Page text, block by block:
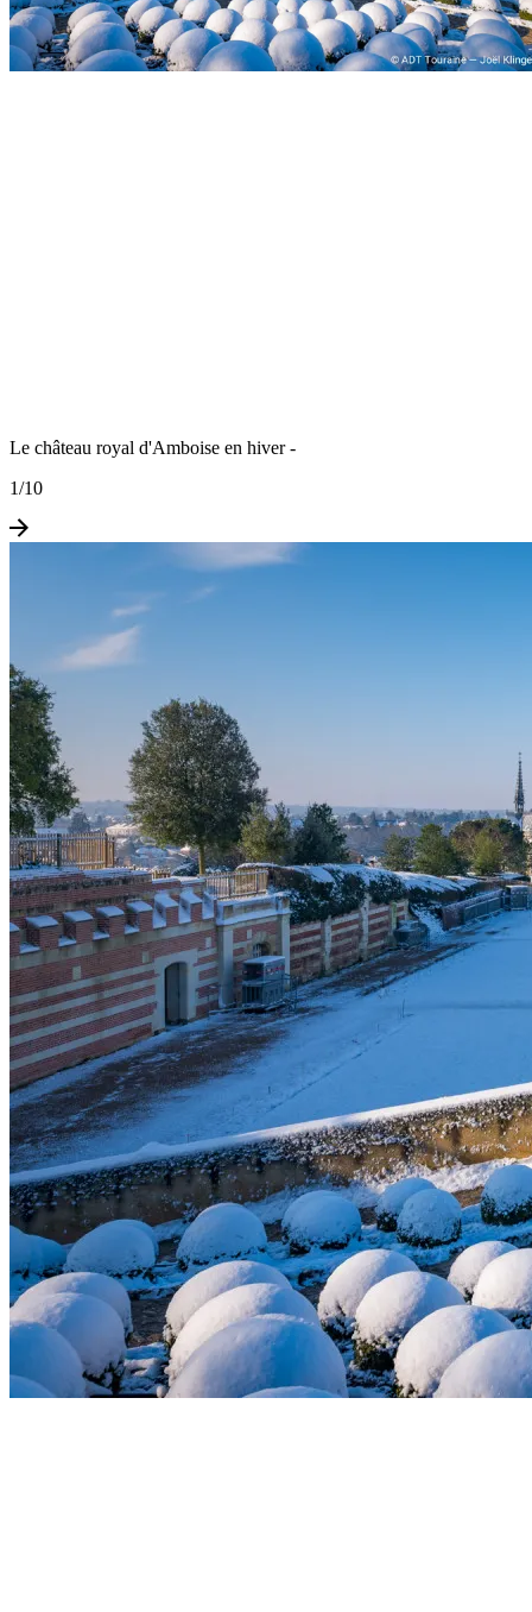
Le château royal d'Amboise en hiver -
1/10